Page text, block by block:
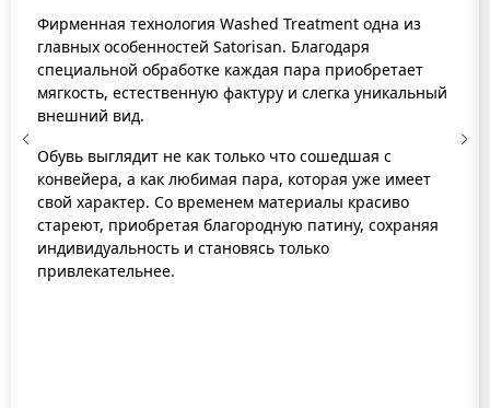
Фирменная технология Washed Treatment одна из
главных особенностей Satorisan. Благодаря
специальной обработке каждая пара приобретает
мягкость, естественную фактуру и слегка уникальный
внешний вид.
Обувь выглядит не как только что сошедшая с
конвейера, а как любимая пара, которая уже имеет
свой характер. Со временем материалы красиво
стареют, приобретая благородную патину, сохраняя
индивидуальность и становясь только
привлекательнее.